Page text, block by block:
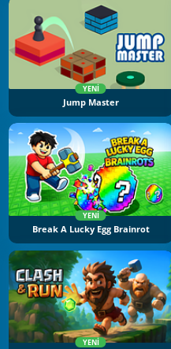
YENI
Jump Master
YENI
Break A Lucky Egg Brainrot
YENI